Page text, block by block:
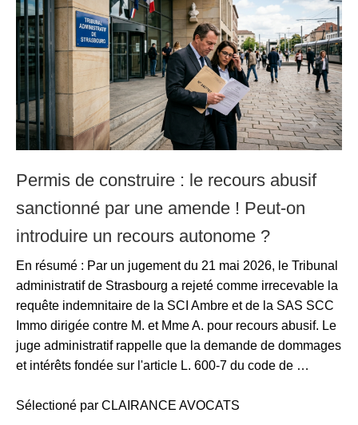
Permis de construire : le recours abusif
sanctionné par une amende ! Peut-on
introduire un recours autonome ?
En résumé : Par un jugement du 21 mai 2026, le Tribunal
administratif de Strasbourg a rejeté comme irrecevable la
requête indemnitaire de la SCI Ambre et de la SAS SCC
Immo dirigée contre M. et Mme A. pour recours abusif. Le
juge administratif rappelle que la demande de dommages
et intérêts fondée sur l'article L. 600-7 du code de …
Sélectioné par CLAIRANCE AVOCATS